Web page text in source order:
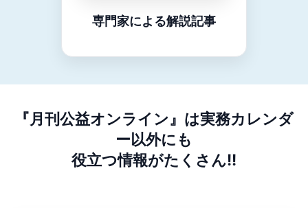
専門家による解説記事
『月刊公益オンライン』は実務カレンダ
ー以外にも
役立つ情報がたくさん!!